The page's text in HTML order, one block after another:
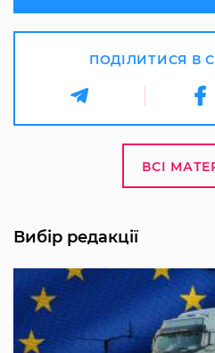
ПОДІЛИТИСЯ В
ВСІ
Вибір редакції